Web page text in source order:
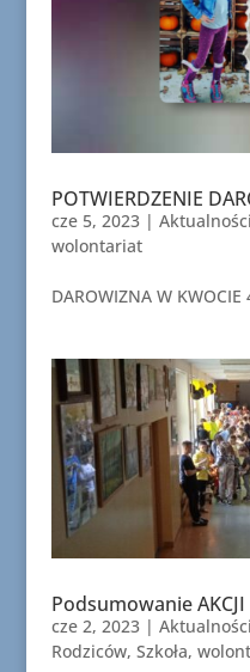
POTWIERDZENIE
cze 5, 2023| Aktualności
wolontariat
DAROWIZNA W KWOCIE
Podsumowanie AKCJI
cze 2, 2023| Aktualności
Rodziców, Szkoła,